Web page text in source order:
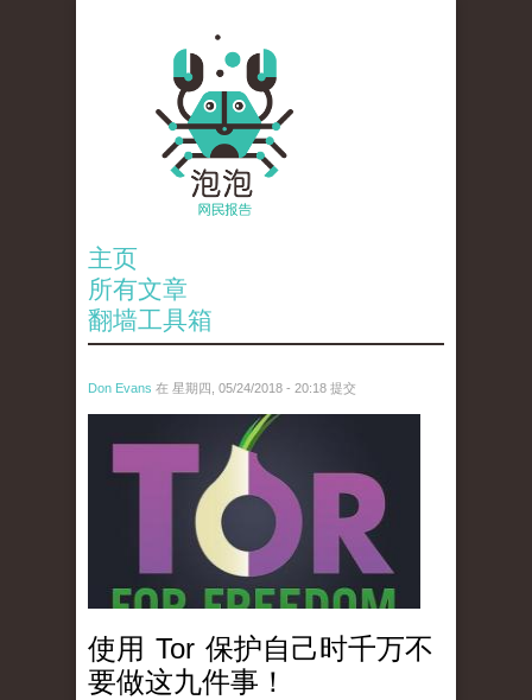
主页
所有文章
翻墙工具箱
Don Evans 在 星期四, 05/24/2018 - 20:18 提交
wechatimg1098.jpeg
使用 Tor 保护自己时千万不
要做这九件事！